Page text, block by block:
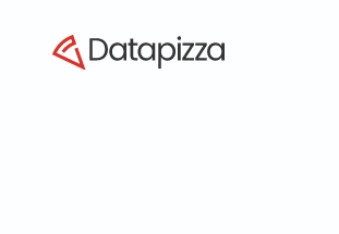
Datapizza